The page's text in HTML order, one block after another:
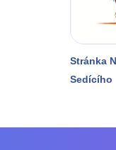
Stránka
Sedícího